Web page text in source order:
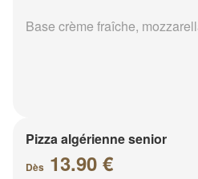
Base crème fraîche,
Pizza algérienne senior
Dès 13.90 €